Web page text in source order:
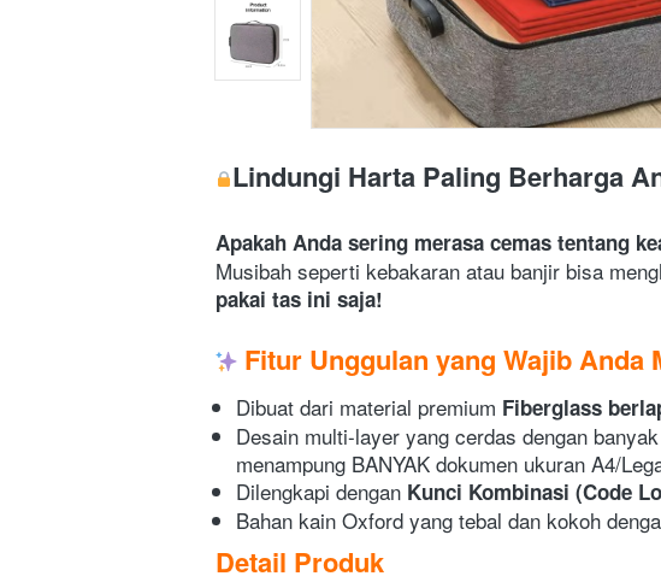
Lindungi Harta Paling Berharga
Apakah Anda sering merasa cemas tentang
Musibah seperti kebakaran atau banjir bisa
pakai tas ini saja!
Fitur Unggulan yang Wajib Anda
Dibuat dari material premium Fiberglass
Desain multi-layer yang cerdas dengan
menampung BANYAK dokumen ukuran A4/
Dilengkapi dengan Kunci Kombinasi (Code
Bahan kain Oxford yang tebal dan kokoh
Detail Produk